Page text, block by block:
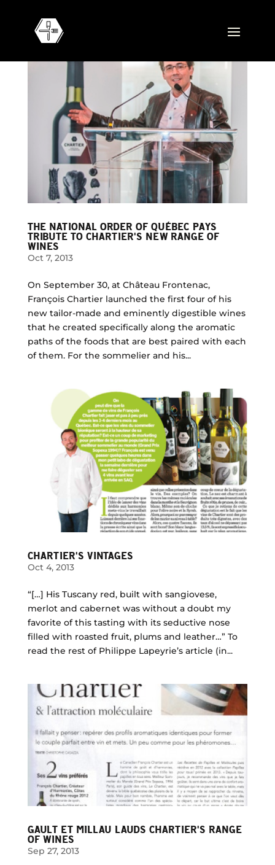
THE NATIONAL ORDER OF QUÉBEC PAYS
TRIBUTE TO CHARTIER'S NEW RANGE OF
WINES
Oct 7, 2013
On September 30, at Château Frontenac,
François Chartier launched the first four of his
new tailor-made and eminently digestible wines
that he created specifically along the aromatic
paths of the foods that are best paired with each
of them. For the sommelier and his...
CHARTIER'S VINTAGES
Oct 4, 2013
“[…] His Tuscany red, built with sangiovese,
merlot and cabernet was without a doubt my
favorite of this tasting with its seductive nose
filled with roasted fruit, plums and leather…” To
read the rest of Philippe Lapeyrie’s article (in...
GAULT ET MILLAU LAUDS CHARTIER'S RANGE
OF WINES
Sep 27, 2013